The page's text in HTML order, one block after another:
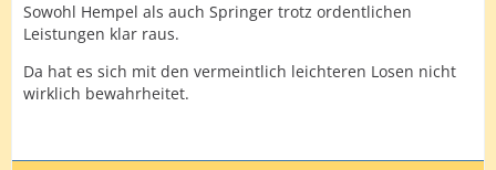
Sowohl Hempel als auch Springer trotz ordentlichen
Leistungen klar raus.
Da hat es sich mit den vermeintlich leichteren Losen nicht
wirklich bewahrheitet.